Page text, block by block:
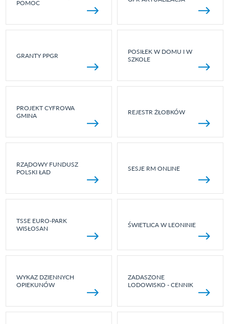
POMOC
GRANTY PPGR
POSIŁEK W DOMU I W
SZKOLE
PROJEKT CYFROWA
GMINA
REJESTR ŻŁOBKÓW
RZĄDOWY FUNDUSZ
POLSKI ŁAD
SESJE RM ONLINE
TSSE EURO-PARK
WISŁOSAN
ŚWIETLICA W LEONINIE
WYKAZ DZIENNYCH
OPIEKUNÓW
ZADASZONE
LODOWISKO - CENNIK